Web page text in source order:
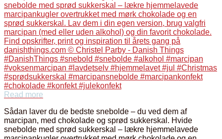
Read more
Sådan laver du de bedste snebolde – du ved dem af
marcipan, med chokolade og sprød sukkerskal. Hvide
snebolde med sprød sukkerskal – lækre hjemmelavede